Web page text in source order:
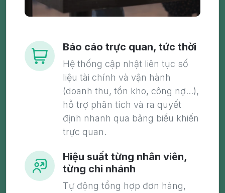
Báo cáo trực quan, tức thời
Hệ thống cập nhật liên tục số
liệu tài chính và vận hành
(doanh thu, tồn kho, công nợ...),
hỗ trợ phân tích và ra quyết
định nhanh qua bảng biểu khiến
trực quan.
Hiệu suất từng nhân viên,
từng chi nhánh
Tự động tổng hợp đơn hàng,